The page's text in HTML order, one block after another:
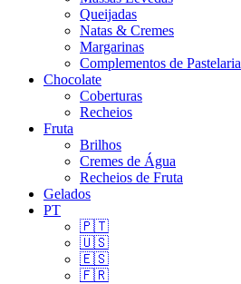
Queijadas
Natas & Cremes
Margarinas
Complementos de Pastelaria
Chocolate
Coberturas
Recheios
Fruta
Brilhos
Cremes de Água
Recheios de Fruta
Gelados
PT
🇵🇹
🇺🇸
🇪🇸
🇫🇷